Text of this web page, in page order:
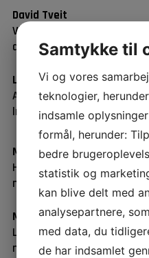
David Tveit
Vice President, Energy and
dt@dti.dk
Lisbeth Hilbert
Associate Partner, IPU
lrh@ipu.dk
Mogens Arentoft
Head of Production
mogens.arentoft@man-
Morten Stendahl Jellesen
Lektor, DTU Construct
msje@dtu.dk
Samtykke til
Vi og vores
teknologier,
indsamle
formål, herunder:
bedre
statistik og
kan blive delt med
analysepartnere,
med data, du
de har indsamlet